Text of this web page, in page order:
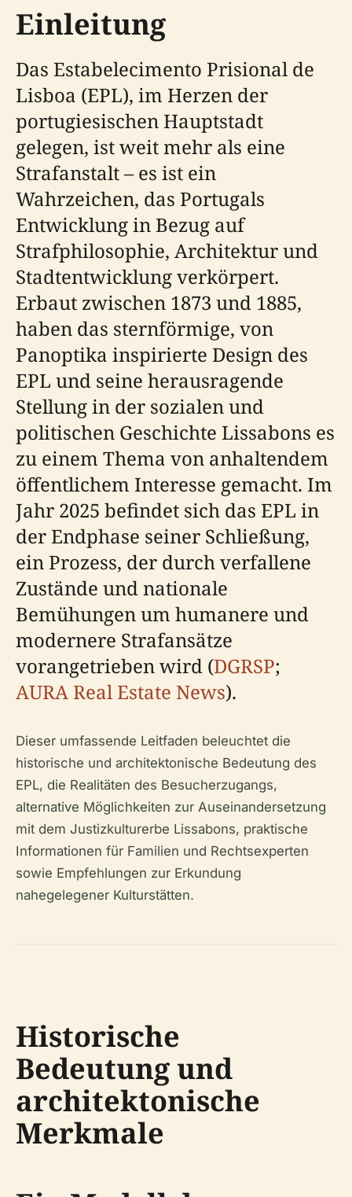
Einleitung
Das Estabelecimento Prisional de
Lisboa (EPL), im Herzen der
portugiesischen Hauptstadt
gelegen, ist weit mehr als eine
Strafanstalt – es ist ein
Wahrzeichen, das Portugals
Entwicklung in Bezug auf
Strafphilosophie, Architektur und
Stadtentwicklung verkörpert.
Erbaut zwischen 1873 und 1885,
haben das sternförmige, von
Panoptika inspirierte Design des
EPL und seine herausragende
Stellung in der sozialen und
politischen Geschichte Lissabons es
zu einem Thema von anhaltendem
öffentlichem Interesse gemacht. Im
Jahr 2025 befindet sich das EPL in
der Endphase seiner Schließung,
ein Prozess, der durch verfallene
Zustände und nationale
Bemühungen um humanere und
modernere Strafansätze
vorangetrieben wird (DGRSP;
AURA Real Estate News).
Dieser umfassende Leitfaden beleuchtet die
historische und architektonische Bedeutung des
EPL, die Realitäten des Besucherzugangs,
alternative Möglichkeiten zur Auseinandersetzung
mit dem Justizkulturerbe Lissabons, praktische
Informationen für Familien und Rechtsexperten
sowie Empfehlungen zur Erkundung
nahegelegener Kulturstätten.
Historische
Bedeutung und
architektonische
Merkmale